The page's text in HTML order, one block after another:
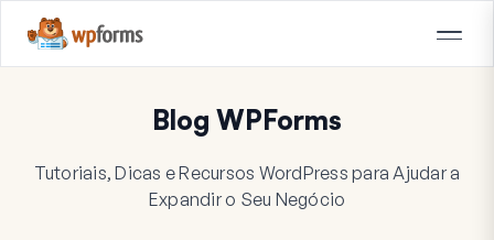
Blog WPForms
Tutoriais, Dicas e Recursos WordPress para Ajudar a
Expandir o Seu Negócio